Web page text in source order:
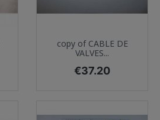
copy of CABLE DE
VALVES...
Price
€37.20